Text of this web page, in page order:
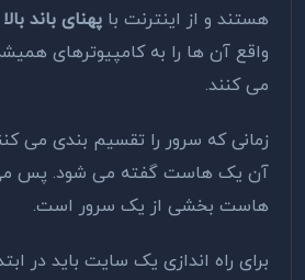
هستند و از اینترنت با پهنای باند بالا
واقع آن ها را به کامپیوترهای
می کنند.
زمانی که سرور را تقسیم بندی می
آن یک هاست گفته می ­شود. پس می
هاست بخشی از یک سرور است.
برای راه­ اندازی یک سایت باید در